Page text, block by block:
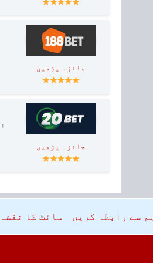
جائزہ پڑھیں
+ Recharge £150 Free Bets
جائزہ پڑھیں
ہم سے رابطہ کریں سائٹ کا نقشہ